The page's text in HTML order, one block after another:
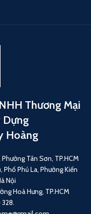
Thương Mại
Dựng
Hoàng
Tân Sơn, TP.HCM
Phú La, Phường Kiến
Nội
Hoà Hưng, TP.HCM